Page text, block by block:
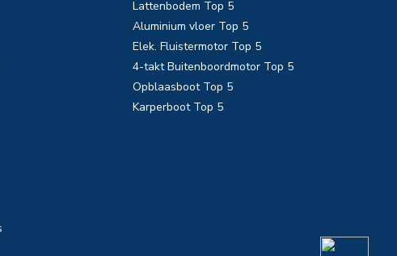
Lattenbodem Top 5
Aluminium vloer Top 5
Elek. Fluistermotor Top 5
4-takt Buitenboordmotor Top 5
Opblaasboot Top 5
Karperboot Top 5